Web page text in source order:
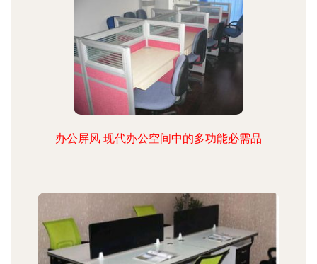
办公屏风 现代办公空间中的多功能必需品